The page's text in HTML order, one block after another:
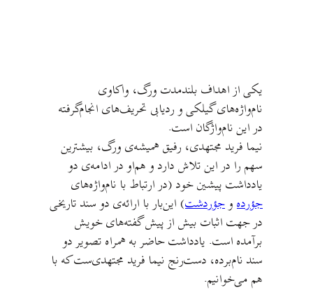
يکی از اهداف بلندمدت ورگ، واکاوی
نام‌واژه‌های گيلکی و رديابی تحريف‌های انجام‌گرفته
در اين نام‌واژگان است.
نيما فريد مجتهدی، رفيق هميشه‌ی ورگ، بيشترين
سهم را در اين تلاش دارد و هم‌او در ادامه‌ی دو
يادداشت پيشين خود (در ارتباط با نام‌واژه‌های
جؤرده و جؤردشت) اين‌بار با ارائه‌ی دو سند تاريخی
در جهت اثبات بيش از پيش گفته‌های خويش
برآمده است. يادداشت حاضر به همراه تصوير دو
سند نام‌برده، دست‌رنج نيما فريد مجتهدی‌ست که با
هم می‌خوانيم.